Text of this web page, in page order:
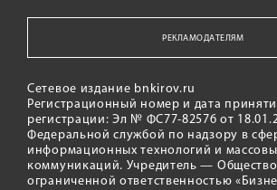
РЕКЛАМОДАТЕЛЯМ
Сетевое издание bnkirov.ru
Регистрационный номер и дата
регистрации: Эл № ФС77-82576 от
Федеральной службой по надзору в
информационных технологий и
коммуникаций. Учредитель — Общество
ограниченной ответственностью